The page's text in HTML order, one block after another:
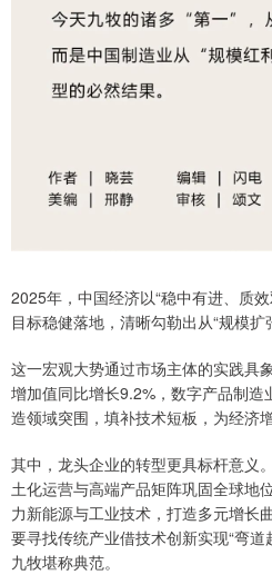
2025年，中国经济以“稳中有进、质
目标稳健落地，清晰勾勒出从“规模扩
这一宏观大势通过市场主体的实践具
增加值同比增长9.2%，数字产品制
造领域突围，填补技术短板，为经济增
其中，龙头企业的转型更具标杆意义
土化运营与高端产品矩阵巩固全球地
力新能源与工业技术，打造多元增长
要寻找传统产业借技术创新实现“弯
九牧堪称典范。